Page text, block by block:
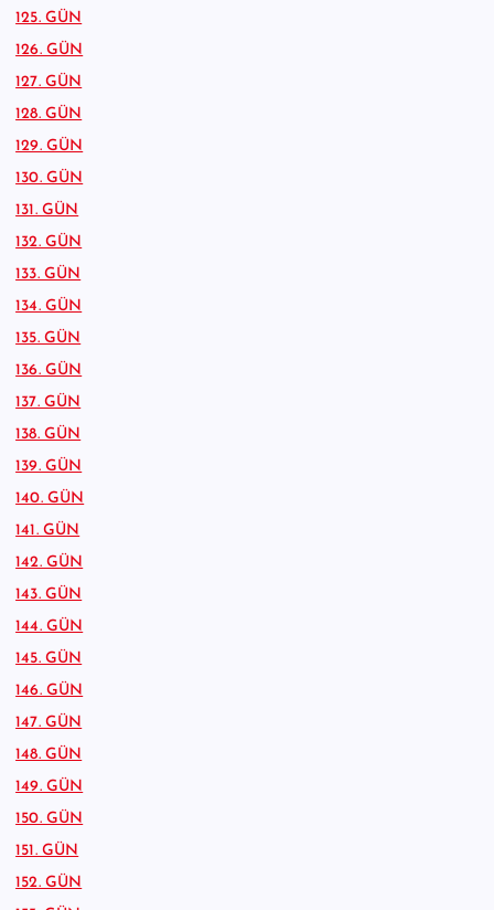
125. GÜN
126. GÜN
127. GÜN
128. GÜN
129. GÜN
130. GÜN
131. GÜN
132. GÜN
133. GÜN
134. GÜN
135. GÜN
136. GÜN
137. GÜN
138. GÜN
139. GÜN
140. GÜN
141. GÜN
142. GÜN
143. GÜN
144. GÜN
145. GÜN
146. GÜN
147. GÜN
148. GÜN
149. GÜN
150. GÜN
151. GÜN
152. GÜN